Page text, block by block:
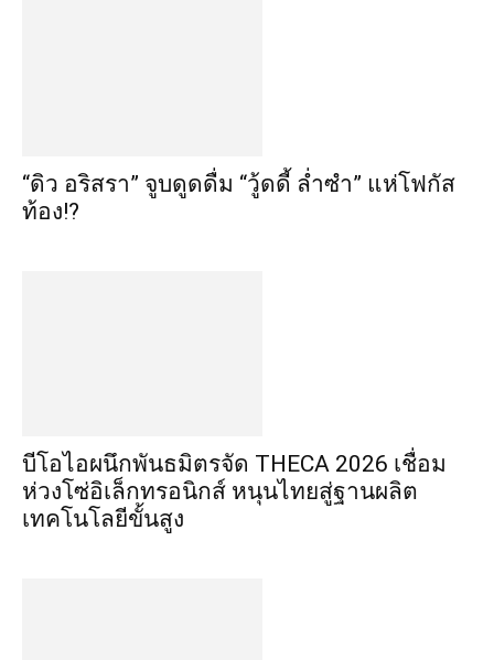
“ดิว อริสรา” จูบดูดดื่ม “วู้ดดี้ ล่ำซำ” แห่โฟกัส
ท้อง!?
บีโอไอผนึกพันธมิตรจัด THECA 2026 เชื่อม
ห่วงโซ่อิเล็กทรอนิกส์ หนุนไทยสู่ฐานผลิต
เทคโนโลยีขั้นสูง